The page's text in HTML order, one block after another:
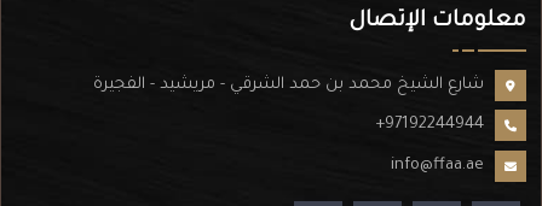
معلومات الإتصال
شارع الشيخ محمد بن حمد الشرقي - مريشيد - الفجيرة
+97192244944
info@ffaa.ae